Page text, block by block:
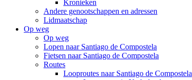
Kronieken
Andere genootschappen en adressen
Lidmaatschap
Op weg
Op weg
Lopen naar Santiago de Compostela
Fietsen naar Santiago de Compostela
Routes
Looproutes naar Santiago de Compostela